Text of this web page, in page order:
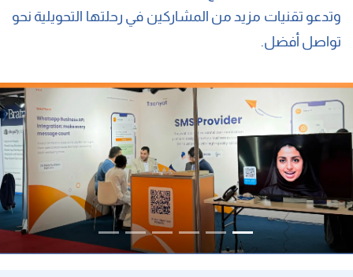
وتدعو تقنيات مزيد من المشاركين في رحلتها التحويلية نحو
تواصل أفضل.